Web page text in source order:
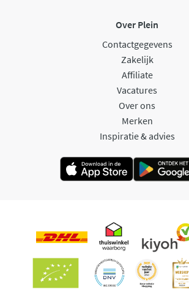
Over Plein
Contactgegevens
Zakelijk
Affiliate
Vacatures
Over ons
Merken
Inspiratie & advies